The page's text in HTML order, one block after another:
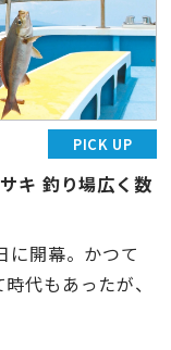
PICK UP
キ 釣り場広く数
に開幕。かつて
代もあったが、